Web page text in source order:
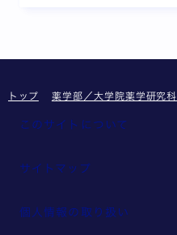
トップ 薬学部／大学院薬学研究科
このサイトについて
サイトマップ
個人情報の取り扱い